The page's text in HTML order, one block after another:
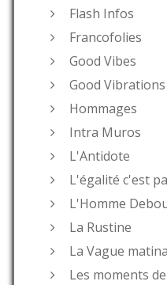
Flash Infos
Francofolies
Good Vibes
Good Vibrations
Hommages
Intra Muros
L'Antidote
L'égalité c'est
L'Homme
La Rustine
La Vague
Les moments